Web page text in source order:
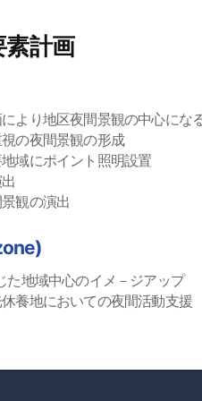
素計画
より地区夜間景観の中心にな
の夜間景観の形成
域にポイント照明設置
観の演出
た地域中心のイメ－ジアップ
養地においての夜間活動支援